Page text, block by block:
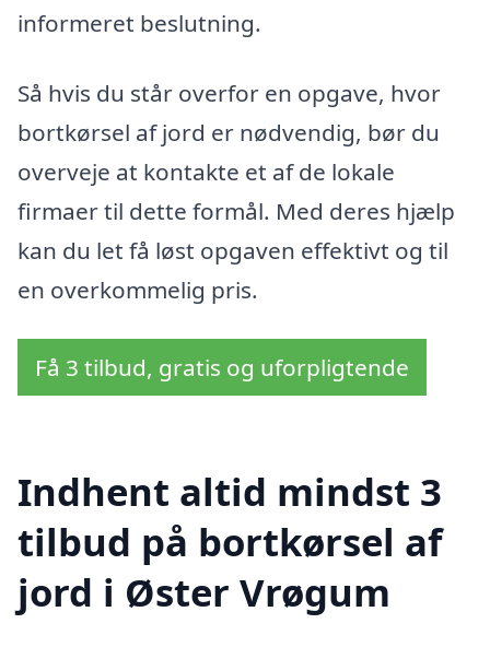
informeret beslutning.
Så hvis du står overfor en opgave, hvor
bortkørsel af jord er nødvendig, bør du
overveje at kontakte et af de lokale
firmaer til dette formål. Med deres hjælp
kan du let få løst opgaven effektivt og til
en overkommelig pris.
Få 3 tilbud, gratis og uforpligtende
Indhent altid mindst 3
tilbud på bortkørsel af
jord i Øster Vrøgum